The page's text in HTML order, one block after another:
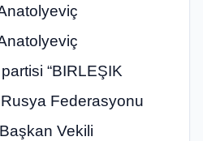
“BIRLEŞIK
Rusya Federasyonu
Vekili